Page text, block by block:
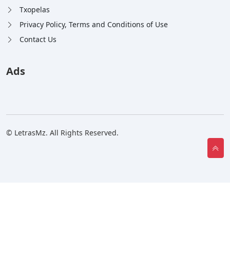
Txopelas
Privacy Policy, Terms and Conditions of Use
Contact Us
Ads
© LetrasMz. All Rights Reserved.